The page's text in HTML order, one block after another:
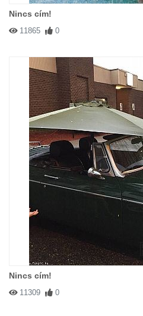
Nincs cím!
11865 0
Nincs cím!
11309 0